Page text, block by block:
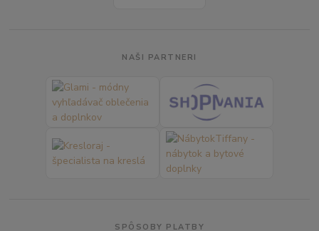
NAŠI PARTNERI
SPÔSOBY PLATBY